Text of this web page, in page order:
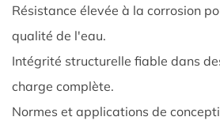
3.3
Problèmes
et
solutions
courantes
4
Résistance élevée à la corrosion
qualité de l'eau.
Intégrité structurelle fiable dans
charge complète.
Normes et applications de